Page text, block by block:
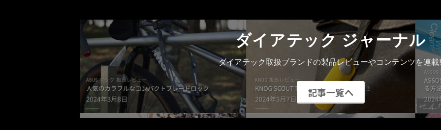
ダイアテック ジャーナル
ダイアテック取扱ブランドの製品レビューやコンテンツを連載
記事一覧へ